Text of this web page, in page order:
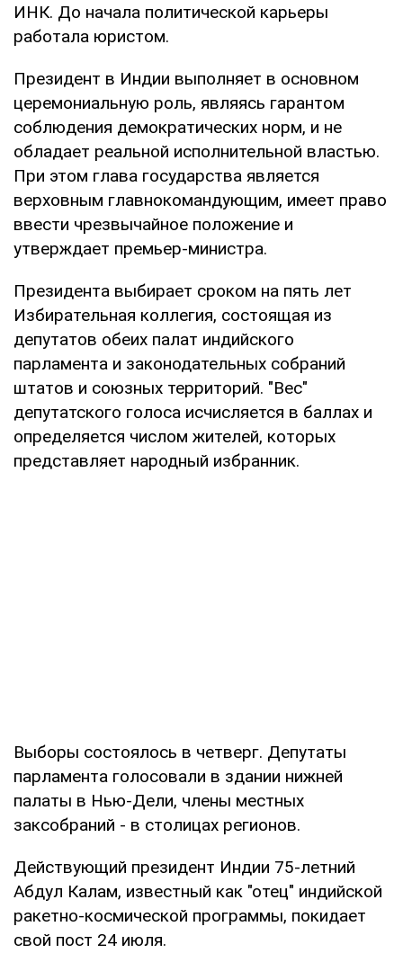
ИНК. До начала политической карьеры
работала юристом.
Президент в Индии выполняет в основном
церемониальную роль, являясь гарантом
соблюдения демократических норм, и не
обладает реальной исполнительной властью.
При этом глава государства является
верховным главнокомандующим, имеет право
ввести чрезвычайное положение и
утверждает премьер-министра.
Президента выбирает сроком на пять лет
Избирательная коллегия, состоящая из
депутатов обеих палат индийского
парламента и законодательных собраний
штатов и союзных территорий. "Вес"
депутатского голоса исчисляется в баллах и
определяется числом жителей, которых
представляет народный избранник.
Выборы состоялось в четверг. Депутаты
парламента голосовали в здании нижней
палаты в Нью-Дели, члены местных
заксобраний - в столицах регионов.
Действующий президент Индии 75-летний
Абдул Калам, известный как "отец" индийской
ракетно-космической программы, покидает
свой пост 24 июля.